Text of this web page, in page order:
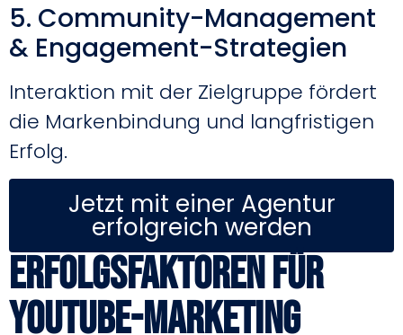
5. Community-Management
& Engagement-Strategien
Interaktion mit der Zielgruppe fördert
die Markenbindung und langfristigen
Erfolg.
Jetzt mit einer Agentur
erfolgreich werden
Erfolgsfaktoren für
YouTube-Marketing